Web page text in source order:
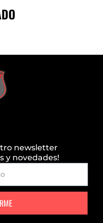
newsletter
y novedades!